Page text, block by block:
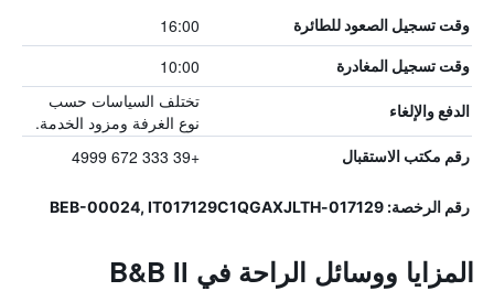
وقت تسجيل الصعود للطائرة 16:00
وقت تسجيل المغادرة 10:00
الدفع والإلغاء
تختلف السياسات حسب
نوع الغرفة ومزود الخدمة.
رقم مكتب الاستقبال +39 333 672 4999
رقم الرخصة: 017129-BEB-00024, IT017129C1QGAXJLTH
المزايا ووسائل الراحة في B&B Il